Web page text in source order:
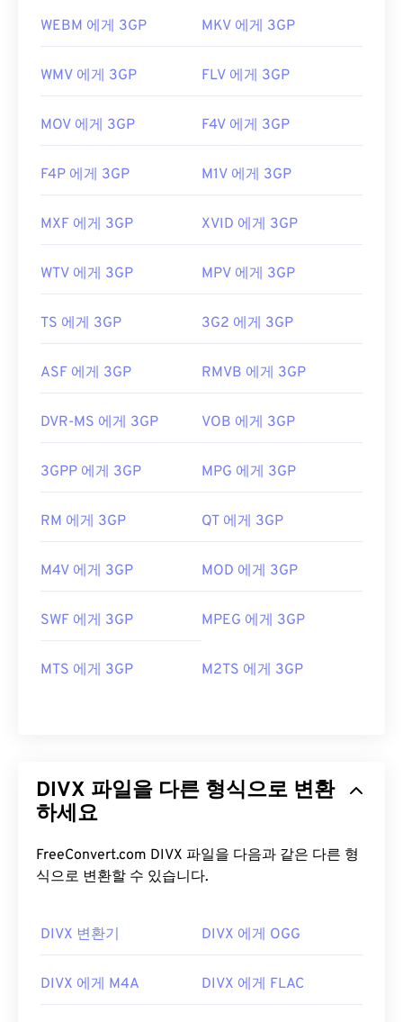
WEBM 에게 3GP MKV 에게 3GP
WMV 에게 3GP FLV 에게 3GP
MOV 에게 3GP F4V 에게 3GP
F4P 에게 3GP M1V 에게 3GP
MXF 에게 3GP XVID 에게 3GP
WTV 에게 3GP MPV 에게 3GP
TS 에게 3GP 3G2 에게 3GP
ASF 에게 3GP RMVB 에게 3GP
DVR-MS 에게 3GP VOB 에게 3GP
3GPP 에게 3GP MPG 에게 3GP
RM 에게 3GP QT 에게 3GP
M4V 에게 3GP MOD 에게 3GP
SWF 에게 3GP MPEG 에게 3GP
MTS 에게 3GP M2TS 에게 3GP
DIVX 파일을 다른 형식으로 변환
하세요
FreeConvert.com DIVX 파일을 다음과 같은 다른 형
식으로 변환할 수 있습니다.
DIVX 변환기 DIVX 에게 OGG
DIVX 에게 M4A DIVX 에게 FLAC